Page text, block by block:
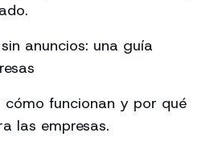
anuncios: una guía
funcionan y por qué
las empresas.